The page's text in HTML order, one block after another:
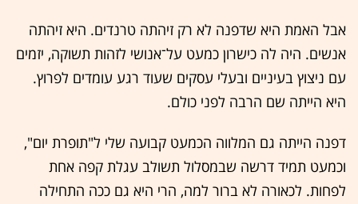
אבל האמת היא שדפנה לא רק זיהתה טרנדים. היא זיהתה
אנשים. היה לה כישרון כמעט על־אנושי לזהות תשוקה, יזמים
עם ניצוץ בעיניים ובעלי עסקים שעוד רגע עומדים לפרוץ.
היא הייתה שם הרבה לפני כולם.
דפנה הייתה גם המלווה הכמעט קבועה שלי ל"תופרת יום",
וכמעט תמיד דרשה שבמסלול תשולב עגלת קפה אחת
לפחות. לכאורה לא ברור למה, הרי היא גם ככה התחילה